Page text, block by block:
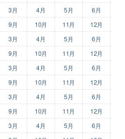
3月 4月 5月
6月
9月 10月 11月 12月
3月 4月 5月
6月
9月 10月 11月 12月
3月 4月 5月
6月
9月 10月 11月 12月
3月 4月 5月
6月
9月 10月 11月 12月
3月 4月 5月
6月